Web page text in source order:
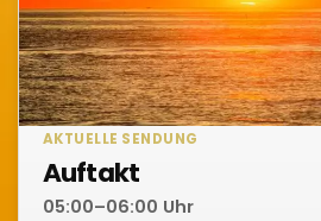
AKTUELLE SENDUNG
Auftakt
05:00–06:00 Uhr